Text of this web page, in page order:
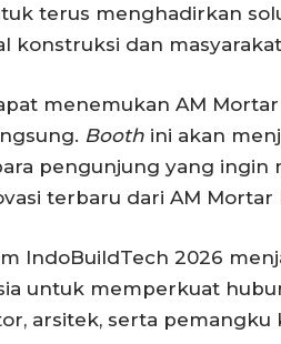
terus menghadirkan
konstruksi dan
menemukan AM
Booth ini akan
pengunjung yang
terbaru dari AM Mortar
IndoBuildTech 2026
untuk memperkuat
arsitek, serta